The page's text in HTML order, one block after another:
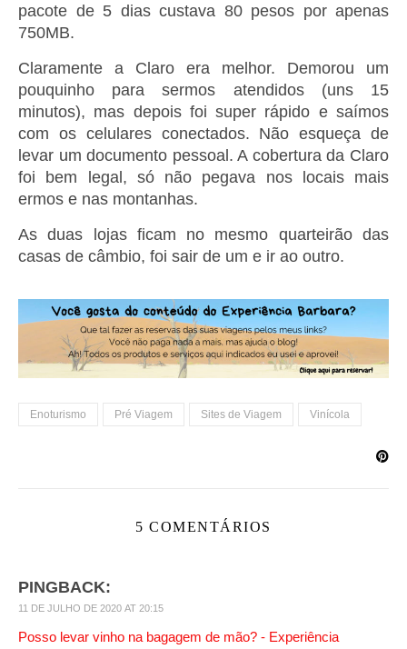
pacote de 5 dias custava 80 pesos por apenas
750MB.
Claramente a Claro era melhor. Demorou um
pouquinho para sermos atendidos (uns 15
minutos), mas depois foi super rápido e saímos
com os celulares conectados. Não esqueça de
levar um documento pessoal. A cobertura da Claro
foi bem legal, só não pegava nos locais mais
ermos e nas montanhas.
As duas lojas ficam no mesmo quarteirão das
casas de câmbio, foi sair de um e ir ao outro.
Enoturismo Pré Viagem Sites de Viagem Vinícola
5 COMENTÁRIOS
PINGBACK:
11 DE JULHO DE 2020 AT 20:15
Posso levar vinho na bagagem de mão? - Experiência